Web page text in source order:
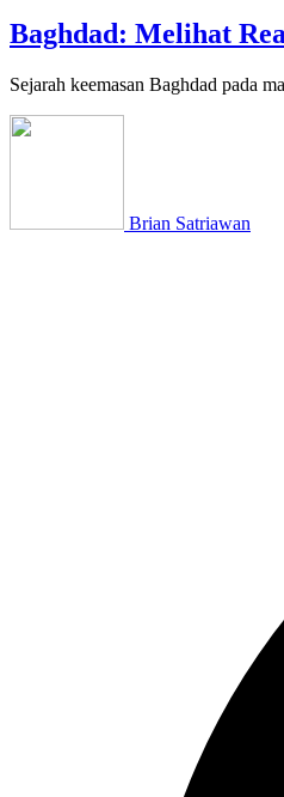
Baghdad: Melihat
Sejarah keemasan Baghdad pada
Brian Satriawan